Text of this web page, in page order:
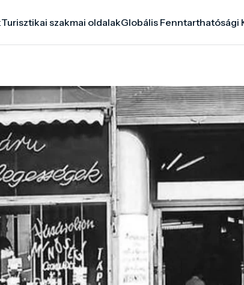
Turisztikai szakmai oldalakGlobális Fenntarthatósági